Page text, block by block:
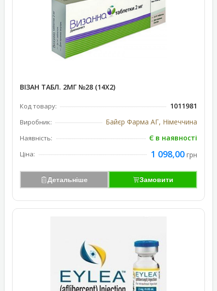
ВІЗАН ТАБЛ. 2МГ №28 (14Х2)
Код товару: 1011981
Виробник: Байєр Фарма АГ, Німеччина
Наявність: Є в наявності
Ціна: 1 098,00 грн
Детальніше Замовити